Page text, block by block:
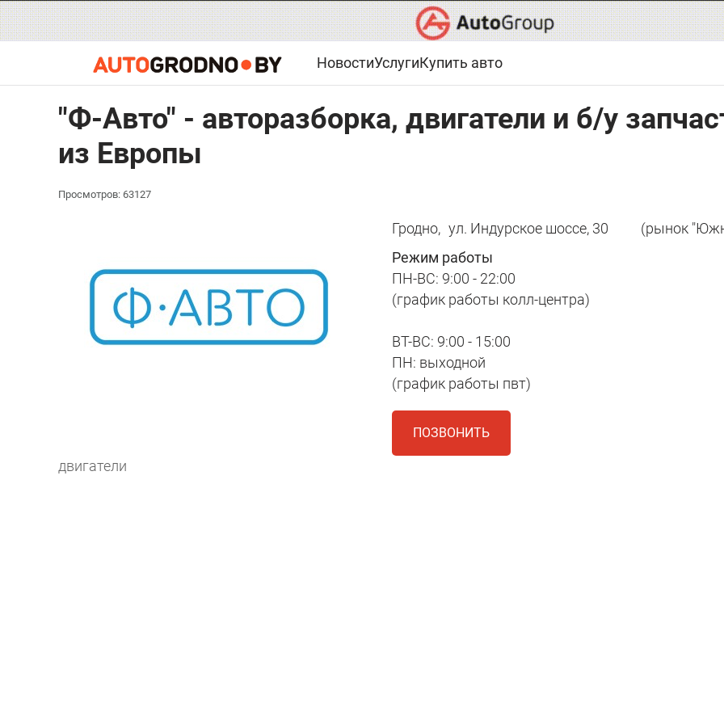
НовостиУслугиКупить авто
"Ф-Авто" - авторазборка, двигатели и б/у
из Европы
Просмотров: 63127
Гродно, ул. Индурское шоссе, 30
(рынок
Режим работы
ПН-ВС: 9:00 - 22:00
(график работы колл-центра)
ВТ-ВС: 9:00 - 15:00
ПН: выходной
(график работы пвт)
ПОЗВОНИТЬ
двигатели